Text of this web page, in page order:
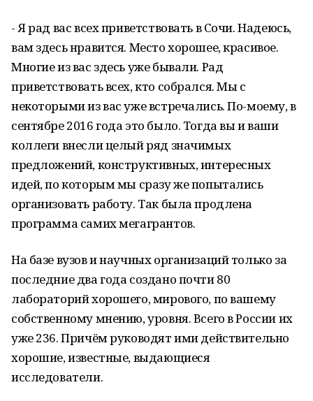
- Я рад вас всех приветствовать в Сочи. Надеюсь,
вам здесь нравится. Место хорошее, красивое.
Многие из вас здесь уже бывали. Рад
приветствовать всех, кто собрался. Мы с
некоторыми из вас уже встречались. По-моему, в
сентябре 2016 года это было. Тогда вы и ваши
коллеги внесли целый ряд значимых
предложений, конструктивных, интересных
идей, по которым мы сразу же попытались
организовать работу. Так была продлена
программа самих мегагрантов.
На базе вузов и научных организаций только за
последние два года создано почти 80
лабораторий хорошего, мирового, по вашему
собственному мнению, уровня. Всего в России их
уже 236. Причём руководят ими действительно
хорошие, известные, выдающиеся
исследователи.